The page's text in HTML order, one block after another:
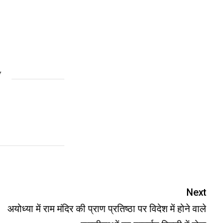
Next
अयोध्या में राम मंदिर की प्राण प्रतिष्ठा पर विदेश में होने वाले